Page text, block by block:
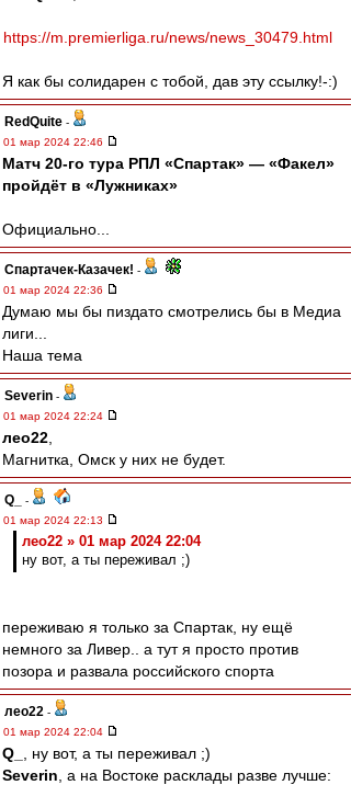
https://m.premierliga.ru/news/news_30479.html
Я как бы солидарен с тобой, дав эту ссылку!-:)
RedQuite -
01 мар 2024 22:46
Матч 20-го тура РПЛ «Спартак» — «Факел»
пройдёт в «Лужниках»
Официально...
Спартачек-Казачек! -
01 мар 2024 22:36
Думаю мы бы пиздато смотрелись бы в Медиа
лиги...
Наша тема
Severin -
01 мар 2024 22:24
лео22
Магнитка, Омск у них не будет.
Q_
-
01 мар 2024 22:13
лео22 » 01 мар 2024 22:04
ну вот, а ты переживал ;)
переживаю я только за Спартак, ну ещё
немного за Ливер.. а тут я просто против
позора и развала российского спорта
лео22 -
01 мар 2024 22:04
Q_
, ну вот, а ты переживал ;)
Severin , а на Востоке расклады разве лучше: